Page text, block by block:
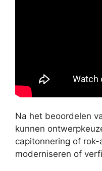
Na het beoordelen
kunnen
capitonnering of
moderniseren of